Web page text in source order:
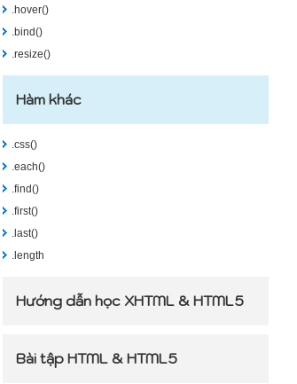
.hover()
.bind()
.resize()
Hàm khác
.css()
.each()
.find()
.first()
.last()
.length
Hướng dẫn học XHTML & HTML5
Bài tập HTML & HTML5